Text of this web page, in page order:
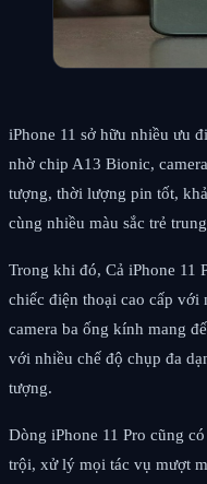
iPhone 11 sở hữu nhiều ưu
nhờ chip A13 Bionic,
tượng, thời lượng pin tốt,
cùng nhiều màu sắc trẻ
Trong khi đó, Cả iPhone 11
chiếc điện thoại cao cấp với
camera ba ống kính mang
với nhiều chế độ chụp đa
tượng.
Dòng iPhone 11 Pro cũng
trội, xử lý mọi tác vụ mượt